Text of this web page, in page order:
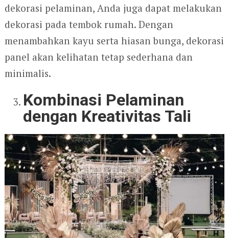
dekorasi pelaminan, Anda juga dapat melakukan
dekorasi pada tembok rumah. Dengan
menambahkan kayu serta hiasan bunga, dekorasi
panel akan kelihatan tetap sederhana dan
minimalis.
Kombinasi Pelaminan
dengan Kreativitas Tali